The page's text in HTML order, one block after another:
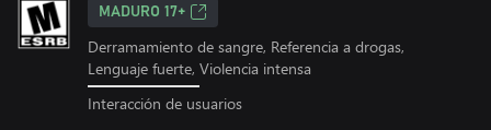
MADURO 17+
Derramamiento de sangre, Referencia a drogas,
Lenguaje fuerte, Violencia intensa
Interacción de usuarios